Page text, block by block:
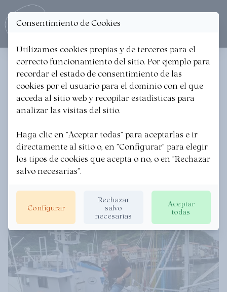
< Volver a las noticias
PODCAST _ La Ruta Slow
visitando el Mater en Pasaia
EUSKADI GASTRONOMIKA · 06/08/2024
Consentimiento de Cookies
Utilizamos cookies propias y de terceros para el
correcto funcionamiento del sitio. Por ejemplo para
recordar el estado de consentimiento de las
cookies por el usuario para el dominio con el que
acceda al sitio web y recopilar estadísticas para
analizar las visitas del sitio.
Haga clic en "Aceptar todas" para aceptarlas e ir
directamente al sitio o, en "Configurar" para elegir
los tipos de cookies que acepta o no, o en "Rechazar
salvo necesarias".
Configurar
Rechazar
salvo
necesarias
Aceptar
todas